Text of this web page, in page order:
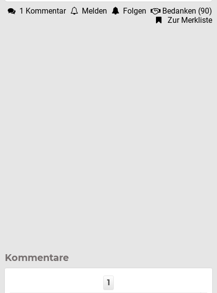
1 Kommentar Melden Folgen Bedanken (90)
Zur Merkliste
Kommentare
1